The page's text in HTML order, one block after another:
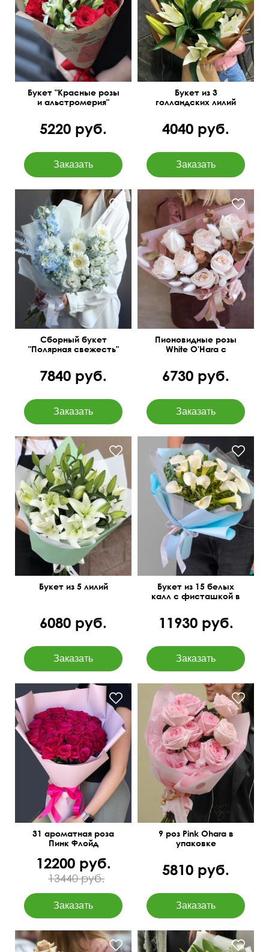
в крафтовой бумаге
Букет "Красные розы
и альстромерия"
5220 руб.
В крафт бумаге
Букет из 3
голландских лилий
4040 руб.
Дельфиниум, эустома,
маттиола, амбрелла,
упаковка, лента...
Сборный букет
"Полярная свежесть"
7840 руб.
С позолоченным
эвкалиптом
Пионовидные розы
White O'Hara с
6730 руб.
Можем добавить
гипсофилу.
Букет из 5 лилий
6080 руб.
Букет из 15 белых
калл с фисташкой в
11930 руб.
55 см 40 см
31 ароматная роза
Пинк Флойд
12200 руб.
13440 руб.
40 см 35 см
9 роз Pink Ohara в
упаковке
5810 руб.